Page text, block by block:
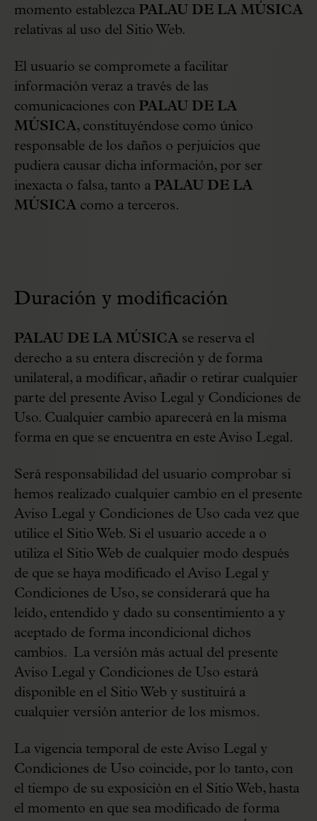
momento establezca PALAU DE LA MÚSICA
relativas al uso del Sitio Web.
El usuario se compromete a facilitar
información veraz a través de las
comunicaciones con PALAU DE LA
MÚSICA, constituyéndose como único
responsable de los daños o perjuicios que
pudiera causar dicha información, por ser
inexacta o falsa, tanto a PALAU DE LA
MÚSICA como a terceros.
Duración y modificación
PALAU DE LA MÚSICA se reserva el
derecho a su entera discreción y de forma
unilateral, a modificar, añadir o retirar cualquier
parte del presente Aviso Legal y Condiciones de
Uso. Cualquier cambio aparecerá en la misma
forma en que se encuentra en este Aviso Legal.
Será responsabilidad del usuario comprobar si
hemos realizado cualquier cambio en el presente
Aviso Legal y Condiciones de Uso cada vez que
utilice el Sitio Web. Si el usuario accede a o
utiliza el Sitio Web de cualquier modo después
de que se haya modificado el Aviso Legal y
Condiciones de Uso, se considerará que ha
leído, entendido y dado su consentimiento a y
aceptado de forma incondicional dichos
cambios. La versión más actual del presente
Aviso Legal y Condiciones de Uso estará
disponible en el Sitio Web y sustituirá a
cualquier versión anterior de los mismos.
La vigencia temporal de este Aviso Legal y
Condiciones de Uso coincide, por lo tanto, con
el tiempo de su exposición en el Sitio Web, hasta
el momento en que sea modificado de forma